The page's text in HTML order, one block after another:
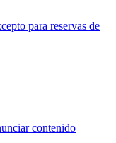
para reservas de
contenido